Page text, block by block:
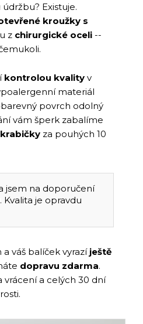
Existuje.
kroužky s
z chirurgické oceli --
kontrolou kvality v
materiál
povrch odolný
vám šperk zabalíme
za pouhých 10
jsem na doporučení
Kvalita je opravdu
váš balíček vyrazí ještě
dopravu zdarma.
vrácení a celých 30 dní